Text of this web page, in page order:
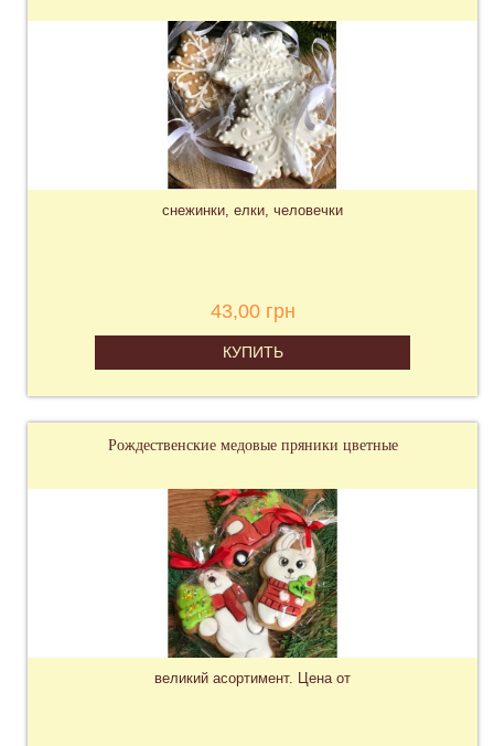
снежинки, елки, человечки
43,00 грн
КУПИТЬ
Рождественские медовые пряники цветные
великий асортимент. Цена от